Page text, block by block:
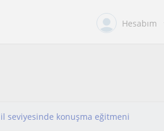
Hesabım
seviyesinde konuşma eğitmeni